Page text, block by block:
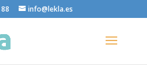
info@lekla.es